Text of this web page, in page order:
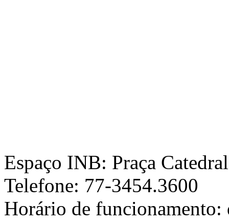
Espaço INB: Praça
Telefone: 77-3454.3600
Horário de funcionamento: